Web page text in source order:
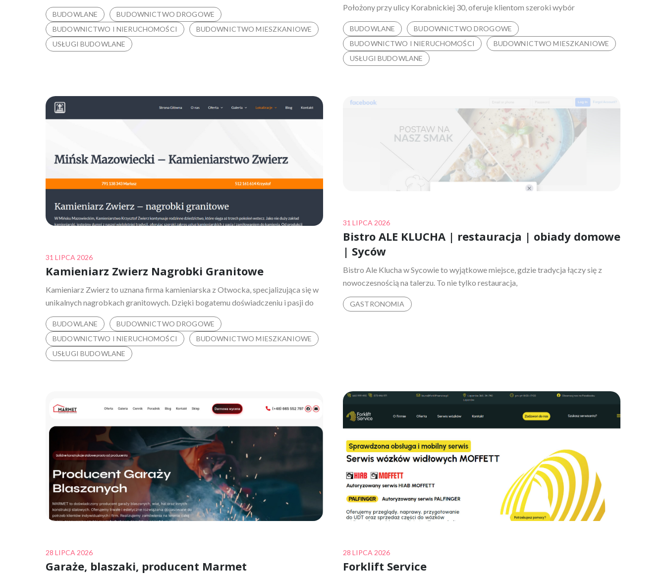
BUDOWLANE
BUDOWNICTWO DROGOWE
BUDOWNICTWO I NIERUCHOMOŚCI
BUDOWNICTWO MIESZKANIOWE
USŁUGI BUDOWLANE
Położony przy ulicy Korabnickiej 30, oferuje klientom szeroki wybór
BUDOWLANE
BUDOWNICTWO DROGOWE
BUDOWNICTWO I NIERUCHOMOŚCI
BUDOWNICTWO MIESZKANIOWE
USŁUGI BUDOWLANE
Posted
on
31 LIPCA 2026
Kamieniarz Zwierz Nagrobki Granitowe
Kamieniarz Zwierz to uznana firma kamieniarska z Otwocka, specjalizująca się w
unikalnych nagrobkach granitowych. Dzięki bogatemu doświadczeniu i pasji do
BUDOWLANE
BUDOWNICTWO DROGOWE
BUDOWNICTWO I NIERUCHOMOŚCI
BUDOWNICTWO MIESZKANIOWE
USŁUGI BUDOWLANE
Posted
on
31 LIPCA 2026
Bistro ALE KLUCHA | restauracja | obiady domowe
| Syców
Bistro Ale Klucha w Sycowie to wyjątkowe miejsce, gdzie tradycja łączy się z
nowoczesnością na talerzu. To nie tylko restauracja,
GASTRONOMIA
Posted
on
28 LIPCA 2026
Garaże, blaszaki, producent Marmet
Posted
on
28 LIPCA 2026
Forklift Service